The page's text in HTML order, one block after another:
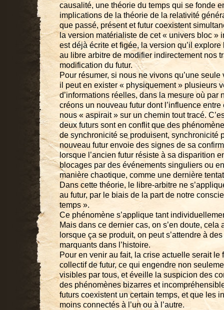
causalité, une théorie du temps qui se fonde
implications de la théorie de la relativité
que passé, présent et futur coexistent
la version matérialiste de cet « univers bloc »
est déjà écrite et figée, la version qu’il
au libre arbitre de modifier indirectement nos
modification du futur.
Pour résumer, si nous ne vivons qu’une
il peut en exister « physiquement » plusieurs
d’informations réelles, dans la mesure où par
créons un nouveau futur dont l’influence
nous « aspirait » sur un chemin tout tracé.
deux futurs sont en conflit que des
de synchronicité se produisent, synchronicité
nouveau futur envoie des signes de sa
lorsque l’ancien futur résiste à sa disparition
blocages par des événements singuliers ou
manière chaotique, comme une dernière
Dans cette théorie, le libre-arbitre ne
au futur, par le biais de la part de notre
temps ».
Ce phénomène s’applique tant
Mais dans ce dernier cas, on s’en doute, cela
lorsque ça se produit, on peut s’attendre à
marquants dans l’histoire.
Pour en venir au fait, la crise actuelle serait le
collectif de futur, ce qui engendre non
visibles par tous, et éveille la suspicion des
des phénomènes bizarres et
futurs coexistent un certain temps, et que les
moins connectés à l’un ou à l’autre.